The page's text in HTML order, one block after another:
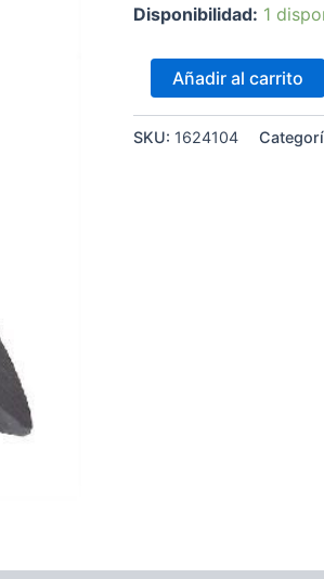
Disponibilidad: 1
Bellota
Añadir al carrito
SKU: 1624104